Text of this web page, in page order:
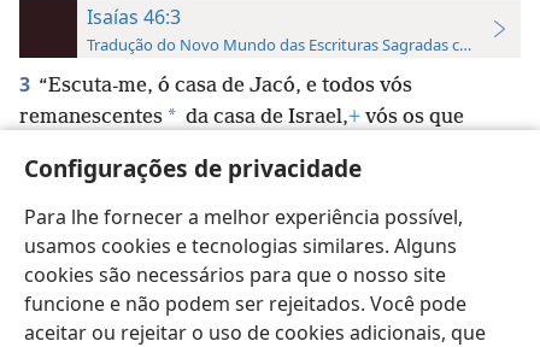
Configurações de privacidade
Para lhe fornecer a melhor experiência possível,
usamos cookies e tecnologias similares. Alguns
cookies são necessários para que o nosso site
funcione e não podem ser rejeitados. Você pode
aceitar ou rejeitar o uso de cookies adicionais, que
Isaías 46:3
Tradução do Novo Mundo das Escrituras Sagradas com
3 “Escuta-me, ó casa de Jacó, e todos vós
remanescentes * da casa de Israel,+ vós os que
que fostes carregados desde a madre.
Português (Brasil) Preferências